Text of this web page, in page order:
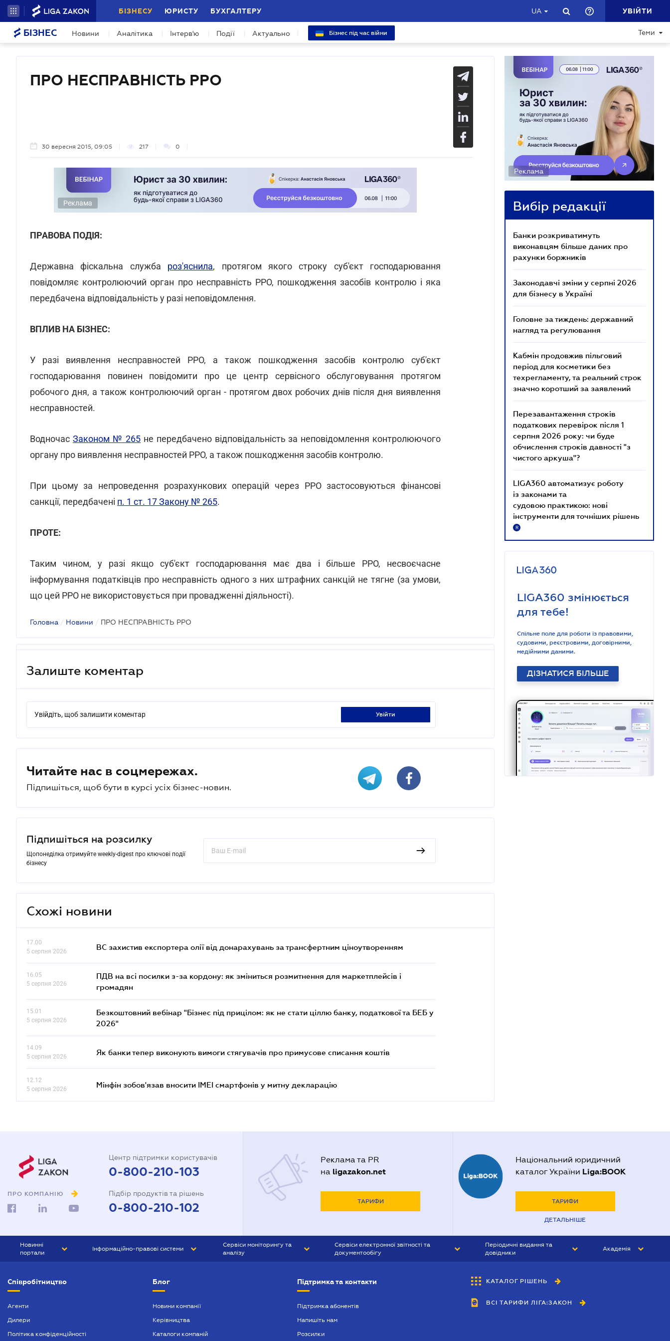
БІЗНЕСУ ЮРИСТУ БУХГАЛТЕРУ UA УВІЙТИ
БІЗНЕС Новини Аналітика Інтерв'ю Події Актуально Бізнес під час війни Теми
ПРО НЕСПРАВНІСТЬ РРО
30 вересня 2015, 09:05 217 0
Реклама
ПРАВОВА ПОДІЯ:
Державна фіскальна служба роз'яснила, протягом якого строку суб'єкт господарювання
повідомляє контролюючий орган про несправність РРО, пошкодження засобів контролю і яка
передбачена відповідальність у разі неповідомлення.
ВПЛИВ НА БІЗНЕС:
У разі виявлення несправностей РРО, а також пошкодження засобів контролю суб'єкт
господарювання повинен повідомити про це центр сервісного обслуговування протягом
робочого дня, а також контролюючий орган - протягом двох робочих днів після дня виявлення
несправностей.
Водночас Законом № 265 не передбачено відповідальність за неповідомлення контролюючого
органу про виявлення несправностей РРО, а також пошкодження засобів контролю.
При цьому за непроведення розрахункових операцій через РРО застосовуються фінансові
санкції, передбачені п. 1 ст. 17 Закону № 265.
ПРОТЕ:
Таким чином, у разі якщо суб'єкт господарювання має два і більше РРО, несвоєчасне
інформування податківців про несправність одного з них штрафних санкцій не тягне (за умови,
що цей РРО не використовується при провадженні діяльності).
Головна / Новини / ПРО НЕСПРАВНІСТЬ РРО
Залиште коментар
Увійдіть, щоб залишити коментар увійти
Читайте нас в соцмережах.
Підпишіться, щоб бути в курсі усіх бізнес-новин.
Підпишіться на розсилку
Щопонеділка отримуйте weekly-digest про ключові події
бізнесу
Схожі новини
17.00
5 серпня 2026
ВС захистив експортера олії від донарахувань за трансфертним ціноутворенням
16.05
5 серпня 2026
ПДВ на всі посилки з-за кордону: як зміниться розмитнення для маркетплейсів і
громадян
15.01
5 серпня 2026
Безкоштовний вебінар "Бізнес під прицілом: як не стати ціллю банку, податкової та БЕБ у
2026"
14.09
5 серпня 2026
Як банки тепер виконують вимоги стягувачів про примусове списання коштів
12.12
5 серпня 2026
Мінфін зобов'язав вносити IMEI смартфонів у митну декларацію
Реклама
Вибір редакції
Банки розкриватимуть
виконавцям більше даних про
рахунки боржників
Законодавчі зміни у серпні 2026
для бізнесу в Україні
Головне за тиждень: державний
нагляд та регулювання
Кабмін продовжив пільговий
період для косметики без
техрегламенту, та реальний строк
значно коротший за заявлений
Перезавантаження строків
податкових перевірок після 1
серпня 2026 року: чи буде
обчислення строків давності "з
чистого аркуша"?
LIGA360 автоматизує роботу
із законами та
судовою практикою: нові
інструменти для точніших рішень
R
LIGA360 змінюється
для тебе!
Спільне поле для роботи із правовими,
судовими, реєстровими, договірними,
медійними даними.
ДІЗНАТИСЯ БІЛЬШЕ
ПРО КОМПАНІЮ
Центр підтримки користувачів
0-800-210-103
Підбір продуктів та рішень
0-800-210-102
Реклама та PR
на ligazakon.net
ТАРИФИ
Національний юридичний
каталог України Liga:BOOK
ТАРИФИ
ДЕТАЛЬНІШЕ
Новинні
портали
БІЗНЕС
Інформаційно-правові системи
БУХГАЛТЕР ПРОФ
Сервіси моніторингу та
аналізу
Сервіси електронної звітності та
документообігу
Періодичні видання та
довідники
БУХГАЛТЕР&ЗАКОН
ВІСНИК МСФЗ
Академія
Співробітництво
Агенти
Дилери
Політика конфіденційності
Блог
Новини компанії
Керівництва
Каталоги компаній
Підтримка та контакти
Підтримка абонентів
Напишіть нам
Розсилки
КАТАЛОГ РІШЕНЬ
ВСІ ТАРИФИ ЛІГА:ЗАКОН